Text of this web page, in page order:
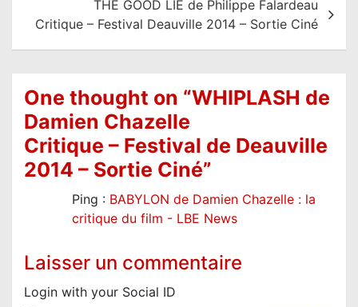
THE GOOD LIE de Philippe Falardeau
Critique – Festival Deauville 2014 – Sortie Ciné
One thought on “WHIPLASH de
Damien Chazelle
Critique – Festival de Deauville
2014 – Sortie Ciné”
Ping : BABYLON de Damien Chazelle : la
critique du film - LBE News
Laisser un commentaire
Login with your Social ID